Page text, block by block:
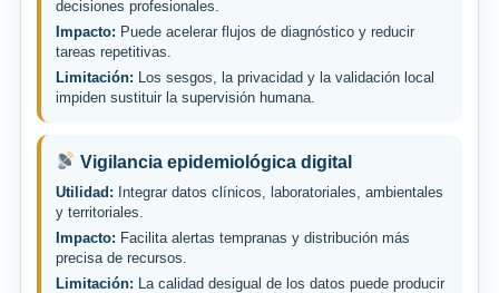
decisiones profesionales.
Impacto: Puede acelerar flujos de diagnóstico y reducir
tareas repetitivas.
Limitación: Los sesgos, la privacidad y la validación local
impiden sustituir la supervisión humana.
Vigilancia epidemiológica digital
Utilidad: Integrar datos clínicos, laboratoriales, ambientales
y territoriales.
Impacto: Facilita alertas tempranas y distribución más
precisa de recursos.
Limitación: La calidad desigual de los datos puede producir